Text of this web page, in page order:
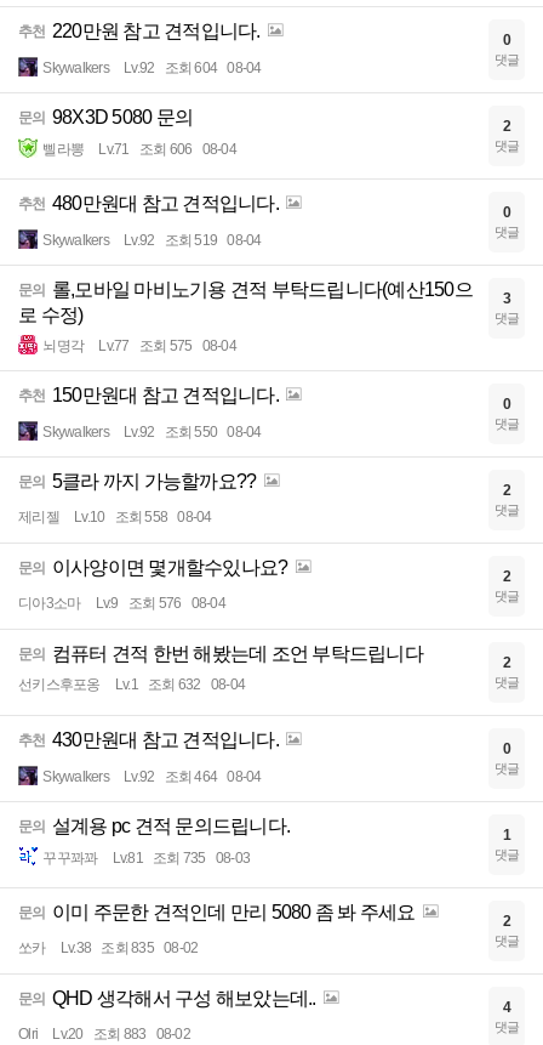
추천 220만원 참고 견적입니다.
Skywalkers Lv.92 조회 604 08-04
0
댓글
문의 98X3D 5080 문의
삘라뽕 Lv.71 조회 606 08-04
2
댓글
추천 480만원대 참고 견적입니다.
Skywalkers Lv.92 조회 519 08-04
0
댓글
문의
롤,모바일 마비노기용 견적 부탁드립니다(예산150으
로 수정)
뇌명각 Lv.77 조회 575 08-04
3
댓글
추천 150만원대 참고 견적입니다.
Skywalkers Lv.92 조회 550 08-04
0
댓글
문의 5클라 까지 가능할까요??
제리젤 Lv.10 조회 558 08-04
2
댓글
문의 이사양이면 몇개할수있나요?
디아3소마 Lv.9 조회 576 08-04
2
댓글
문의 컴퓨터 견적 한번 해봤는데 조언 부탁드립니다
선키스후포옹 Lv.1 조회 632 08-04
2
댓글
추천 430만원대 참고 견적입니다.
Skywalkers Lv.92 조회 464 08-04
0
댓글
문의 설계용 pc 견적 문의드립니다.
꾸꾸꽈꽈 Lv.81 조회 735 08-03
1
댓글
문의 이미 주문한 견적인데 만리 5080 좀 봐 주세요
쏘카 Lv.38 조회 835 08-02
2
댓글
문의 QHD 생각해서 구성 해보았는데..
Olri Lv.20 조회 883 08-02
4
댓글